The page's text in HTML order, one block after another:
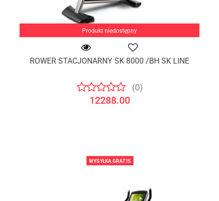
Produkt niedostępny
ROWER STACJONARNY SK 8000 /BH SK LINE
(0)
12288.00
WYSYŁKA GRATIS